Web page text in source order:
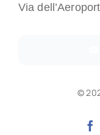
Via
©